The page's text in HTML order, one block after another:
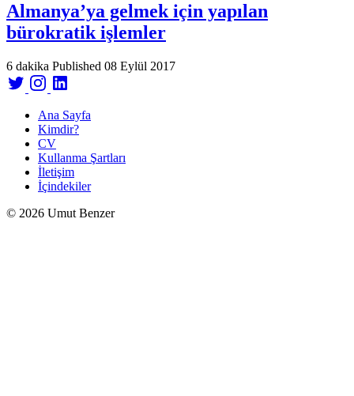
Almanya’ya gelmek için yapılan
bürokratik işlemler
6 dakika Published 08 Eylül 2017
Ana Sayfa
Kimdir?
CV
Kullanma Şartları
İletişim
İçindekiler
© 2026 Umut Benzer